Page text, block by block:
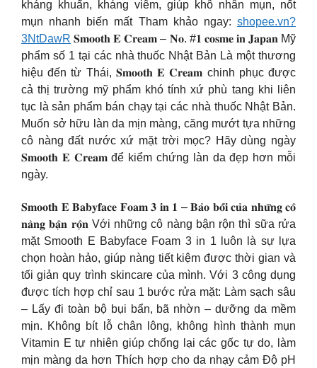
kháng khuẩn, kháng viêm, giúp khô nhân mụn, nốt
mụn nhanh biến mất Tham khảo ngay: shopee.vn?
3NtDawR 𝐒𝐦𝐨𝐨𝐭𝐡 𝐄 𝐂𝐫𝐞𝐚𝐦 – 𝐍𝐨. #𝟏 𝐜𝐨𝐬𝐦𝐞 𝐢𝐧 𝐉𝐚𝐩𝐚𝐧 Mỹ
phẩm số 1 tại các nhà thuốc Nhật Bản Là một thương
hiệu đến từ Thái, 𝐒𝐦𝐨𝐨𝐭𝐡 𝐄 𝐂𝐫𝐞𝐚𝐦 chinh phục được
cả thị trường mỹ phẩm khó tính xứ phù tang khi liên
tục là sản phẩm bán chạy tại các nhà thuốc Nhật Bản.
Muốn sở hữu làn da mịn màng, căng mướt tựa những
cô nàng đất nước xứ mặt trời mọc? Hãy dùng ngày
𝐒𝐦𝐨𝐨𝐭𝐡 𝐄 𝐂𝐫𝐞𝐚𝐦 để kiểm chứng làn da đẹp hơn mỗi
ngày.
𝐒𝐦𝐨𝐨𝐭𝐡 𝐄 𝐁𝐚𝐛𝐲𝐟𝐚𝐜𝐞 𝐅𝐨𝐚𝐦 𝟑 𝐢𝐧 𝟏 – 𝐁𝐚̉𝐨 𝐛𝐨̂́𝐢 𝐜𝐮̉𝐚 𝐧𝐡𝐮̛̃𝐧𝐠 𝐜𝐨̂
𝐧𝐚̀𝐧𝐠 𝐛𝐚̣̂𝐧 𝐫𝐨̣̂𝐧 Với những cô nàng bận rộn thì sữa rửa
mặt Smooth E Babyface Foam 3 in 1 luôn là sự lựa
chọn hoàn hảo, giúp nàng tiết kiệm được thời gian và
tối giản quy trình skincare của mình. Với 3 công dụng
được tích hợp chỉ sau 1 bước rửa mặt: Làm sạch sâu
– Lấy đi toàn bộ bụi bẩn, bã nhờn – dưỡng da mềm
mịn. Không bít lỗ chân lông, không hình thành mụn
Vitamin E tự nhiên giúp chống lại các gốc tự do, làm
mịn màng da hơn Thích hợp cho da nhạy cảm Độ pH